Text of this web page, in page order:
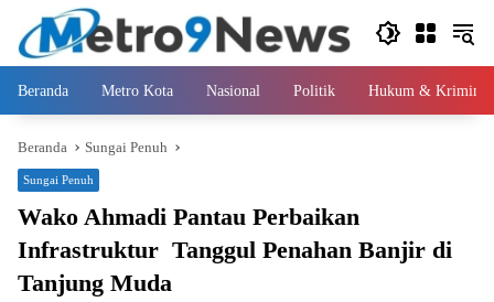
Langsung
konten
Beranda Metro Kota Nasional Politik Hukum & Kriminal
Beranda Sungai Penuh
Sungai Penuh
Wako Ahmadi Pantau Perbaikan
Infrastruktur Tanggul Penahan Banjir di
Tanjung Muda